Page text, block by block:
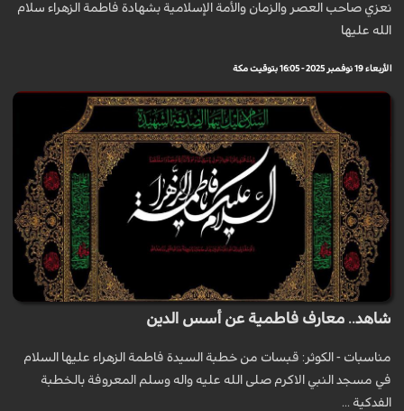
نعزي صاحب العصر والزمان والأمة الإسلامية بشهادة فاطمة الزهراء سلام
الله عليها
الأربعاء 19 نوفمبر 2025 - 16:05 بتوقيت مكة
شاهد.. معارف فاطمية عن أسس الدين
مناسبات - الكوثر: قبسات من خطبة السيدة فاطمة الزهراء عليها السلام
في مسجد النبي الاكرم صلى الله عليه واله وسلم المعروفة بالخطبة
الفدكية ...